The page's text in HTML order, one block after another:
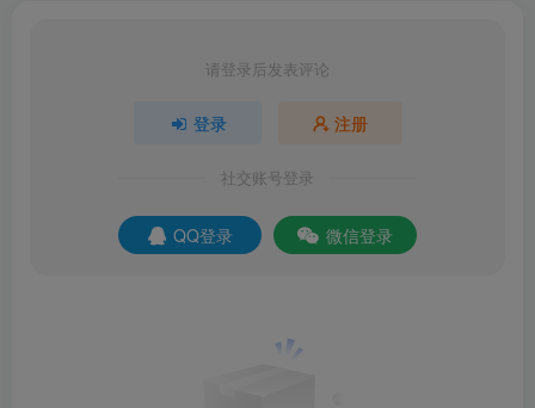
请登录后发表评论
登录 注册
社交账号登录
QQ登录 微信登录